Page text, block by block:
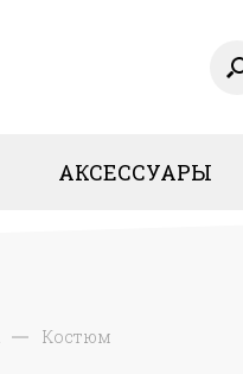
АКСЕССУАРЫ
Костюм